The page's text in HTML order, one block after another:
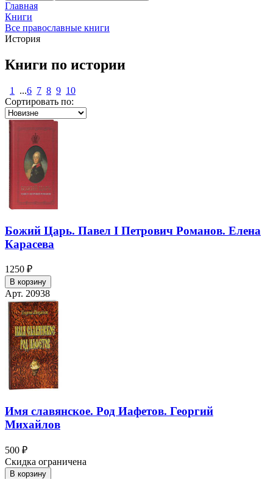
Главная
Книги
Все православные книги
История
Книги по истории
1 ...6 7 8 9 10
Сортировать по:
Божий Царь. Павел I Петрович Романов. Елена
Карасева
1250 ₽
В корзину
Арт. 20938
Имя славянское. Род Иафетов. Георгий
Михайлов
500 ₽
Скидка ограничена
В корзину